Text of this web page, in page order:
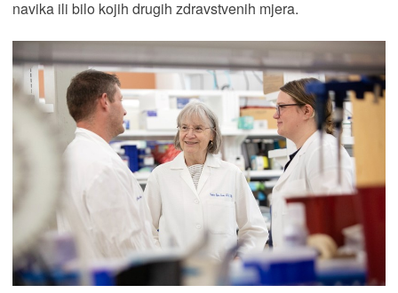
navika ili bilo kojih drugih zdravstvenih mjera.